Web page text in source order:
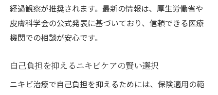
経過観察が推奨されます。最新の情報は、厚生労働省や
皮膚科学会の公式発表に基づいており、信頼できる医療
機関での相談が安心です。
自己負担を抑えるニキビケアの賢い選択
ニキビ治療で自己負担を抑えるためには、保険適用の範